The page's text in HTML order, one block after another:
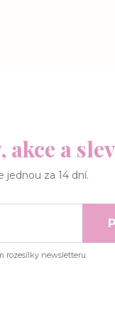
a
jednou za 14 dní.
rozesílky newsletteru.